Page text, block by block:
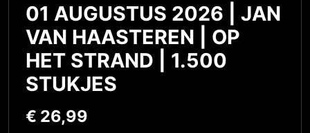
01 AUGUSTUS 2026 | JAN
VAN HAASTEREN | OP
HET STRAND | 1.500
STUKJES
€ 26,99